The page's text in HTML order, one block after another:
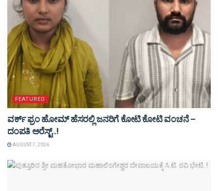
FEATURED
ವರ್ಕ್ ಫ್ರಂ ಹೋಮ್ ಹೆಸರಲ್ಲಿ ಜನರಿಗೆ ಕೋಟಿ ಕೋಟಿ ವಂಚನೆ –
ದಂಪತಿ ಅರೆಸ್ಟ್..!
AUGUST 7, 2026